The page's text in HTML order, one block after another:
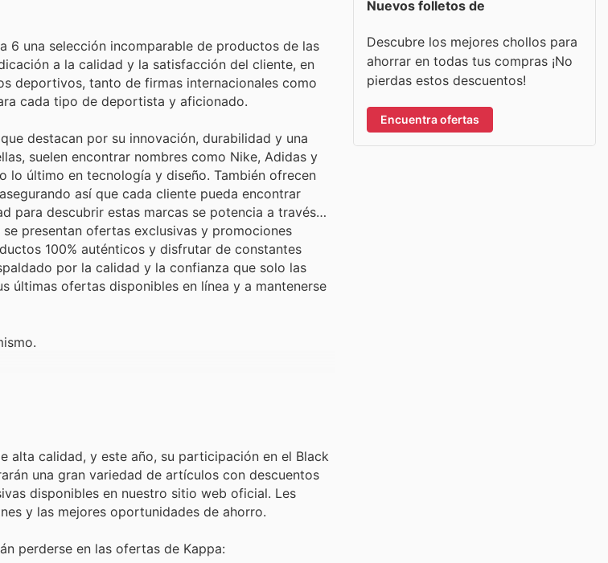
6 una selección incomparable de productos de las
a la calidad y la satisfacción del cliente, en
deportivos, tanto de firmas internacionales como
cada tipo de deportista y aficionado.
destacan por su innovación, durabilidad y una
suelen encontrar nombres como Nike, Adidas y
lo último en tecnología y diseño. También ofrecen
así que cada cliente pueda encontrar
para descubrir estas marcas se potencia a través
presentan ofertas exclusivas y promociones
100% auténticos y disfrutar de constantes
por la calidad y la confianza que solo las
últimas ofertas disponibles en línea y a mantenerse
alta calidad, y este año, su participación en el Black
una gran variedad de artículos con descuentos
disponibles en nuestro sitio web oficial. Les
y las mejores oportunidades de ahorro.
perderse en las ofertas de Kappa:
Nuevos folletos de
Descubre los mejores chollos para
ahorrar en todas tus compras ¡No
pierdas estos descuentos!
Encuentra ofertas